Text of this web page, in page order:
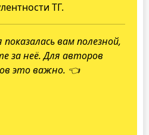
ТГ.
вам полезной,
за неё. Для авторов
это важно. 👈